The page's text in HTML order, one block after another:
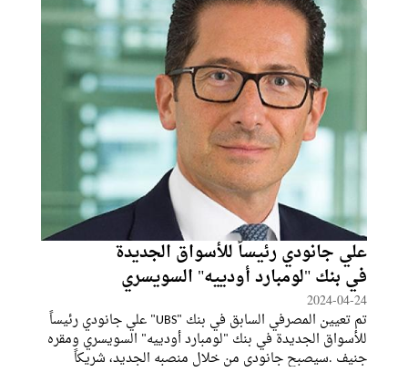
علي جانودي رئيساً للأسواق الجديدة
في بنك "لومبارد أودييه" السويسري
2024-04-24
تم تعيين المصرفي السابق في بنك "UBS" علي جانودي رئيساً
للأسواق الجديدة في بنك "لومبارد أودييه" السويسري ومقره
جنيف .سيصبح جانودي من خلال منصبه الجديد، شريكاً